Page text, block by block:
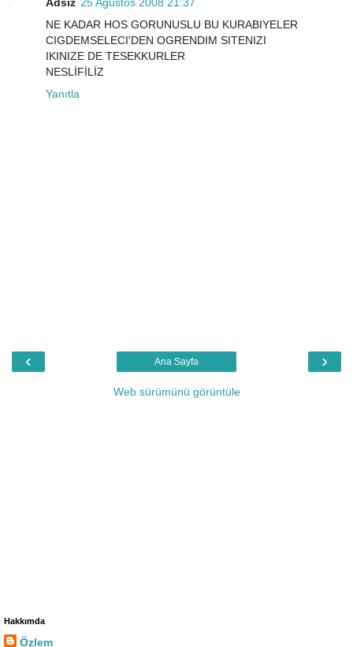
NE KADAR HOS GORUNUSLU BU KURABIYELER
CIGDEMSELECI'DEN OGRENDIM SITENIZI
IKINIZE DE TESEKKURLER
NESLİFİLİZ
Yanıtla
‹ ›
Ana Sayfa
Web sürümünü görüntüle
Hakkımda
Özlem